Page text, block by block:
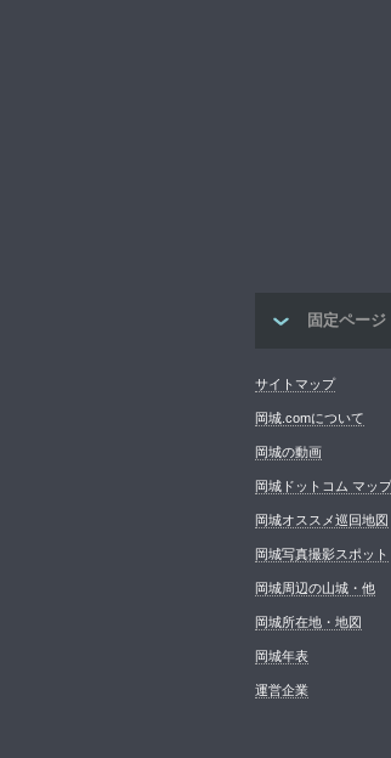
固定ページ
サイトマップ
岡城.comについて
岡城の動画
岡城ドットコム マッ
岡城オススメ巡回地図
岡城写真撮影スポット
岡城周辺の山城・他
岡城所在地・地図
岡城年表
運営企業